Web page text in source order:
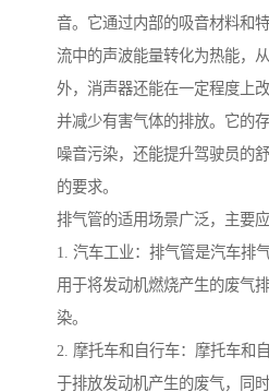
音。它通过内部的吸音材料和
流中的声波能量转化为热能，
外，消声器还能在一定程度上
并减少有害气体的排放。它的
噪音污染，还能提升驾驶员的
的要求。
排气管的适用场景广泛，主要
1. 汽车工业：排气管是汽车排
用于将发动机燃烧产生的废气
染。
2. 摩托车和自行车：摩托车和
于排放发动机产生的废气，同时